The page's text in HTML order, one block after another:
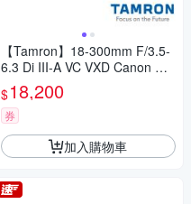
【Tamron】18-300mm F/3.5-
6.3 Di III-A VC VXD Canon RF
-S接環 B061(公司貨 3年保固)
$18,200
券
加入購物車